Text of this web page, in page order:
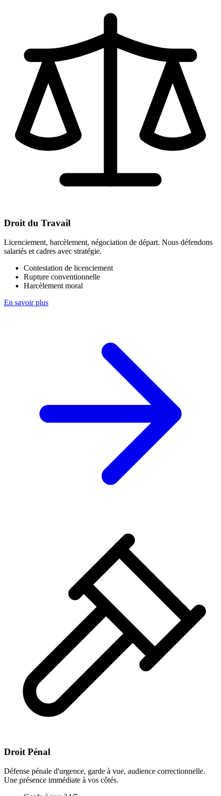
Droit du Travail
Licenciement, harcèlement, négociation de départ. Nous défendons
salariés et cadres avec stratégie.
Contestation de licenciement
Rupture conventionnelle
Harcèlement moral
En savoir plus
Droit Pénal
Défense pénale d'urgence, garde à vue, audience correctionnelle.
Une présence immédiate à vos côtés.